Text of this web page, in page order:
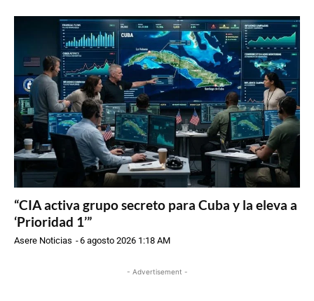
“CIA activa grupo secreto para Cuba y la eleva a
‘Prioridad 1’”
Asere Noticias -6 agosto 2026 1:18 AM
- Advertisement -